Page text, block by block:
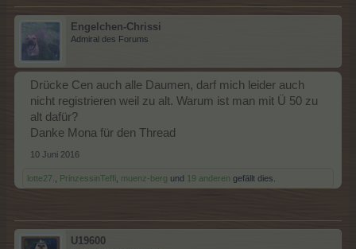
Engelchen-Chrissi
Admiral des Forums
Drücke Cen auch alle Daumen, darf mich leider auch
nicht registrieren weil zu alt. Warum ist man mit Ü 50 zu
alt dafür?
Danke Mona für den Thread
10 Juni 2016
lotte27. PrinzessinTeffi muenz-berg und 19 anderen gefällt dies.
U19600